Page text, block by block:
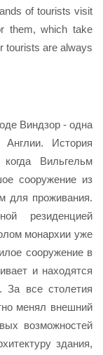
of tourists visit
them, which take
tourists are always
Виндзор - одна
Англии. История
Вильгельм
сооружение из
для проживания.
резиденцией
монархии уже
сооружение в
и находятся
За все столетия
менял внешний
возможностей
здания,